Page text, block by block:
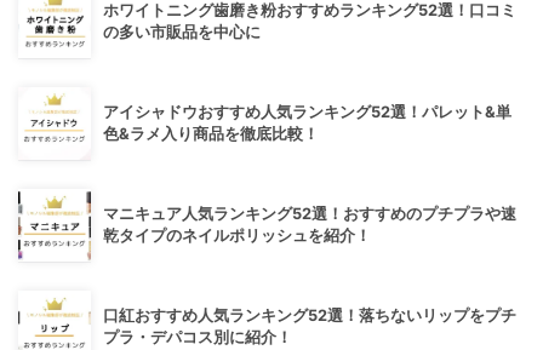
ホワイトニング歯磨き粉おすすめランキング52選！口コミ
の多い市販品を中心に
アイシャドウおすすめ人気ランキング52選！パレット&単
色&ラメ入り商品を徹底比較！
マニキュア人気ランキング52選！おすすめのプチプラや速
乾タイプのネイルポリッシュを紹介！
口紅おすすめ人気ランキング52選！落ちないリップをプチ
プラ・デパコス別に紹介！